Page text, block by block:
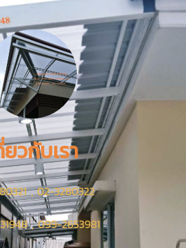
ยวกับเรา
, 02-3280322
, 099-2653981